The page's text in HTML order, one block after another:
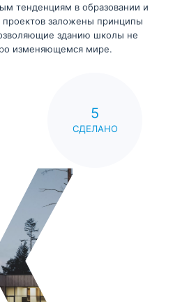
тенденциям в образовании и
проектов заложены принципы
зданию школы не
изменяющемся мире.
5
СДЕЛАНО